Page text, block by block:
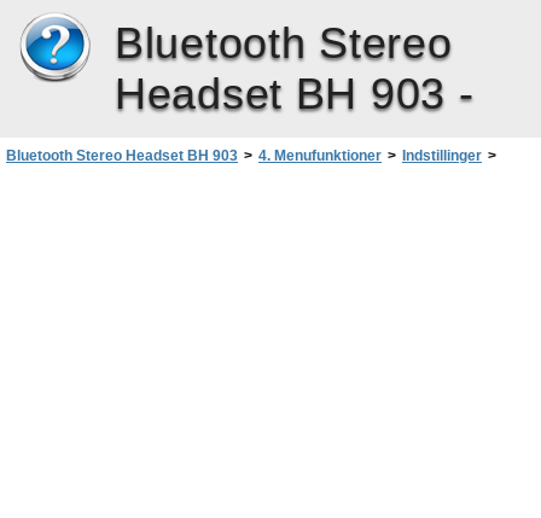
Bluetooth Stereo
Headset BH 903 -
Bluetooth Stereo Headset BH 903 > 4. Menufunktioner > Indstillinger >